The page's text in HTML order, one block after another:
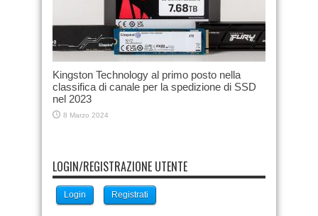
Kingston Technology al primo posto nella
classifica di canale per la spedizione di SSD
nel 2023
8 Marzo 2024
LOGIN/REGISTRAZIONE UTENTE
Login Registrati